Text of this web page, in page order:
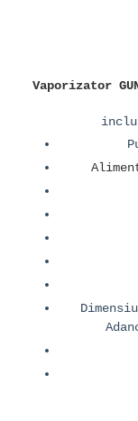
Vaporizator